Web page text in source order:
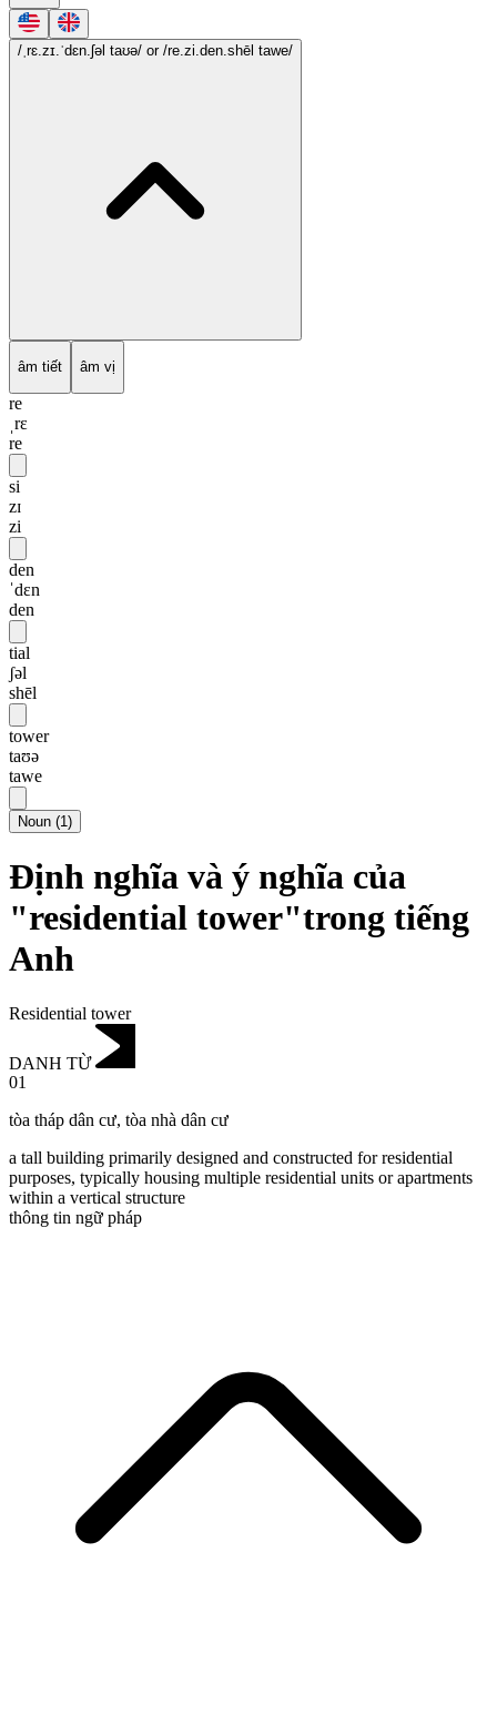
/ˌrɛ.zɪ.ˈdɛn.ʃəl taʊə/ or /re.zi.den.shēl tawe/
âm tiết âm vị
re
ˌrɛ
re
si
zɪ
zi
den
ˈdɛn
den
tial
ʃəl
shēl
tower
taʊə
tawe
Noun (1)
Định nghĩa và ý nghĩa của
"residential tower"trong tiếng
Anh
Residential tower
DANH TỪ
01
tòa tháp dân cư, tòa nhà dân cư
a tall building primarily designed and constructed for residential
purposes, typically housing multiple residential units or apartments
within a vertical structure
thông tin ngữ pháp